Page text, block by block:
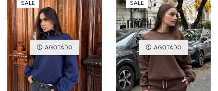
SALE
AGOTADO
SALE
AGOTADO